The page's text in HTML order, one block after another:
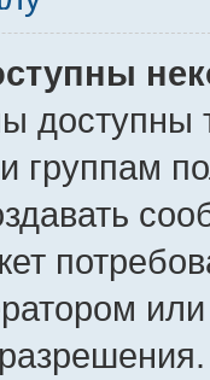
доступны
группам